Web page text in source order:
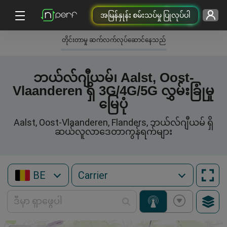
အမြန်နှုန်း စမ်းသပ်မှု ပြုလုပ်ပါ
တိုင်းတာမှု ဆက်လက်လုပ်ဆောင်နေသည်
ဘယ်လ်ဂျီယမ်၊ Aalst, Oost-
Vlaanderen ရှိ 3G/4G/5G လွှမ်းခြုံမှု
မြေပုံ
Aalst, Oost-Vlaanderen, Flanders, ဘယ်လ်ဂျီယမ် ရှိ
ဆယ်လူလာဒေတာကွန်ရက်များ
BE